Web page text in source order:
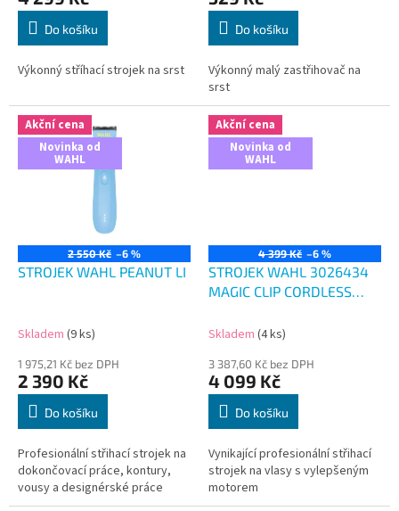
Do košíku
Výkonný stříhací strojek na srst
Do košíku
Výkonný malý zastřihovač na
srst
Akční cena
Novinka od
WAHL
2 550 Kč –6 %
STROJEK WAHL PEANUT LI
Skladem (9 ks)
1 975,21 Kč bez DPH
2 390 Kč
Do košíku
Profesionální střihací strojek na
dokončovací práce, kontury,
vousy a designérské práce
Akční cena
Novinka od
WAHL
4 399 Kč –6 %
STROJEK WAHL 3026434
MAGIC CLIP CORDLESS
Skladem (4 ks)
3 387,60 Kč bez DPH
4 099 Kč
Do košíku
Vynikající profesionální střihací
strojek na vlasy s vylepšeným
motorem